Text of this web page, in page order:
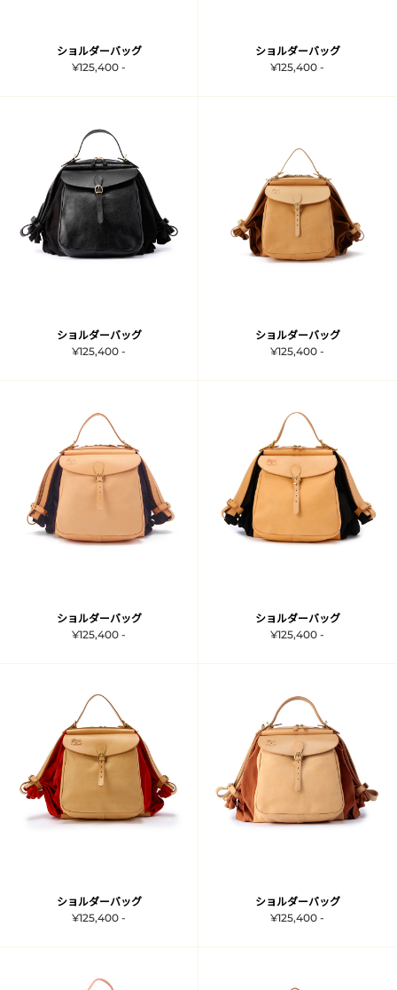
ショルダーバッグ
¥125,400 -
ショルダーバッグ
¥125,400 -
ショルダーバッグ
¥125,400 -
ショルダーバッグ
¥125,400 -
ショルダーバッグ
¥125,400 -
ショルダーバッグ
¥125,400 -
ショルダーバッグ
¥125,400 -
ショルダーバッグ
¥125,400 -